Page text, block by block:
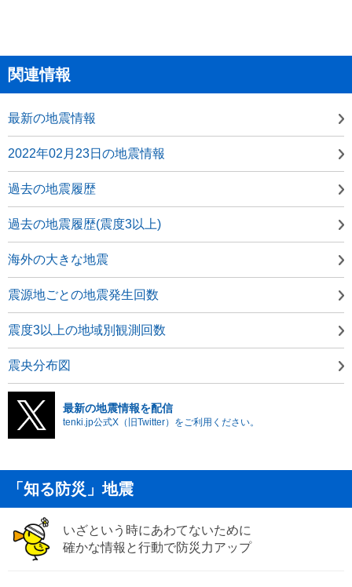
関連情報
最新の地震情報
2022年02月23日の地震情報
過去の地震履歴
過去の地震履歴(震度3以上)
海外の大きな地震
震源地ごとの地震発生回数
震度3以上の地域別観測回数
震央分布図
最新の地震情報を配信
tenki.jp公式X（旧Twitter）をご利用ください。
「知る防災」地震
いざという時にあわてないために
確かな情報と行動で防災力アップ